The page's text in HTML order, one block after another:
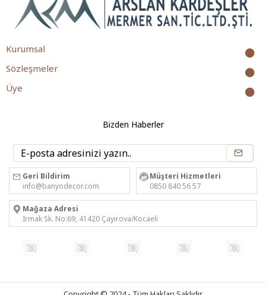
Kurumsal
Sözleşmeler
Üye
Bizden Haberler
Geri Bildirim
info@banyodecor.com
Müşteri Hizmetleri
0850 840 56 57
Mağaza Adresi
Irmak Sk. No:69, 41420 Çayırova/Kocaeli